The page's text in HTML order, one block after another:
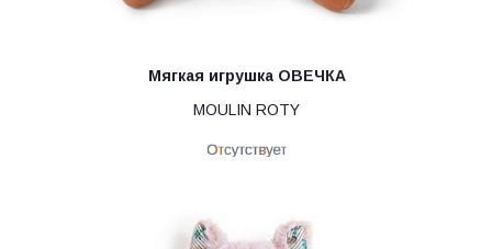
Мягкая игрушка ОВЕЧКА
MOULIN ROTY